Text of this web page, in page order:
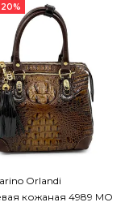
Orlandi
кожаная 4989 MO